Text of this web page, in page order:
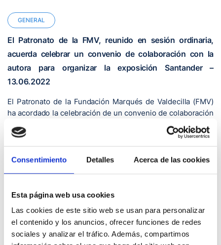
Consentimiento Detalles Acerca de las cookies
Esta página web usa cookies
Las cookies de este sitio web se usan para personalizar
el contenido y los anuncios, ofrecer funciones de redes
sociales y analizar el tráfico. Además, compartimos
GENERAL
El Patronato de la FMV, reunido en sesión ordinaria,
acuerda celebrar un convenio de colaboración con la
autora para organizar la exposición Santander –
13.06.2022
El Patronato de la Fundación Marqués de Valdecilla (FMV)
ha acordado la celebración de un convenio de colaboración
para organizar la exposición de la obra ‘Puerta de
Cantabria’ de Carolina Aníbarro en la galería de arte del
Hospital Valdecilla. La reunión ordinaria del Patronato,
presidida por el titular de Sanidad, Raúl Pesquera, y
2021.
Durante la celebración del mismo, como es habitual, se han
abordado otras cuestiones administrativas y de gestión
interna necesarias para el funcionamiento usual de la